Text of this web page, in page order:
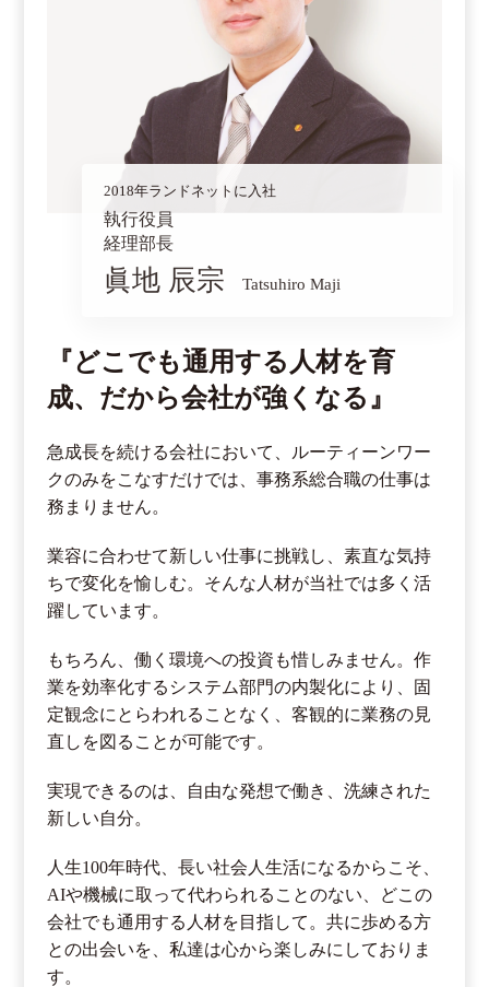
2018年ランドネットに入社
執行役員
経理部長
眞地 辰宗 Tatsuhiro Maji
『どこでも通用する人材を育
成、だから会社が強くなる』
急成長を続ける会社において、ルーティーンワー
クのみをこなすだけでは、事務系総合職の仕事は
務まりません。
業容に合わせて新しい仕事に挑戦し、素直な気持
ちで変化を愉しむ。そんな人材が当社では多く活
躍しています。
もちろん、働く環境への投資も惜しみません。作
業を効率化するシステム部門の内製化により、固
定観念にとらわれることなく、客観的に業務の見
直しを図ることが可能です。
実現できるのは、自由な発想で働き、洗練された
新しい自分。
人生100年時代、長い社会人生活になるからこそ、
AIや機械に取って代わられることのない、どこの
会社でも通用する人材を目指して。共に歩める方
との出会いを、私達は心から楽しみにしておりま
す。